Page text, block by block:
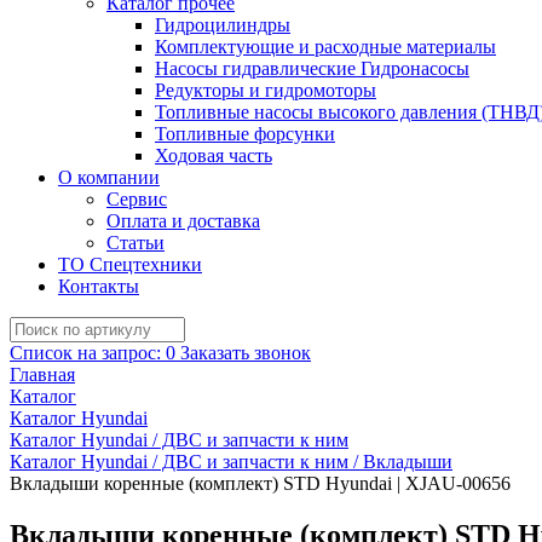
Гидроцилиндры
Комплектующие и расходные материалы
Насосы гидравлические Гидронасосы
Редукторы и гидромоторы
Топливные насосы высокого давления
Топливные форсунки
Ходовая часть
О компании
Сервис
Оплата и доставка
Статьи
ТО Спецтехники
Контакты
Список на запрос: 0 Заказать звонок
Главная
Каталог
Каталог Hyundai
Каталог Hyundai / ДВС и запчасти к ним
Каталог Hyundai / ДВС и запчасти к ним / Вкладыши
Вкладыши коренные (комплект) STD Hyundai | XJAU-00656
Вкладыши коренные (комплект) STD